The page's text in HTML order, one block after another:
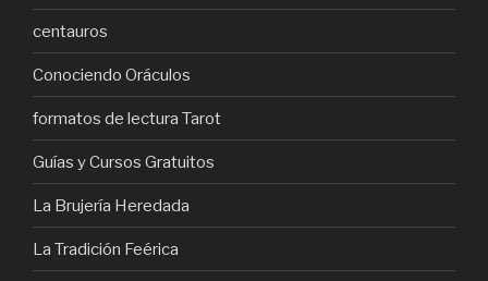
centauros
Conociendo Oráculos
formatos de lectura Tarot
Guías y Cursos Gratuitos
La Brujería Heredada
La Tradición Feérica